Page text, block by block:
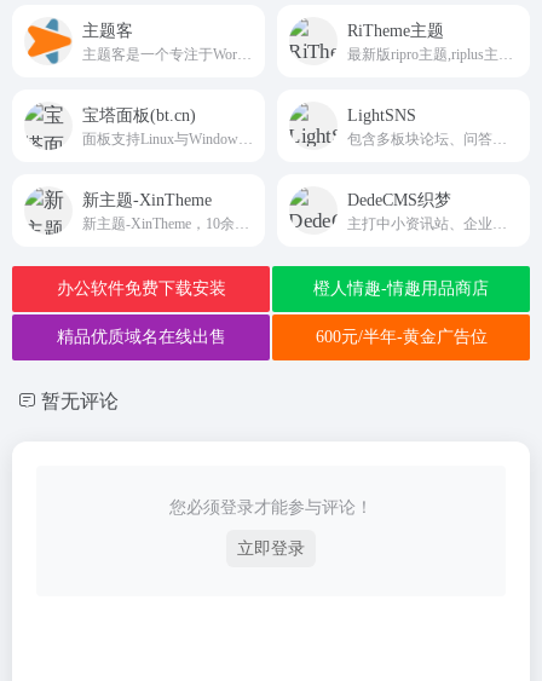
主题客 RiTheme主题
宝塔面板(bt.cn) LightSNS
新主题-XinTheme DedeCMS织梦
办公软件免费下载安装 橙人情趣-情趣用品商店
精品优质域名在线出售 600元/半年-黄金广告位
暂无评论
您必须登录才能参与评论！
立即登录